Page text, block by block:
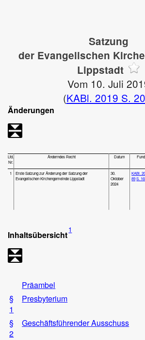
Satzung
der Evangelischen
Lippstadt
Vom 10. Juli
(KABl. 2019 S.
Änderungen
Lfd.
Nr.
Änderndes Recht Datum
1
Erste Satzung zur Änderung der Satzung der
Evangelischen Kirchengemeinde Lippstadt
30.
Oktober
2024
KABl.
89S.
Inhaltsübersicht1
Präambel
§
1
Presbyterium
§
2
Geschäftsführender Ausschuss